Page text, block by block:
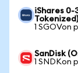
iShares 0-
1 SGOVon
SanDisk
1 SNDKon